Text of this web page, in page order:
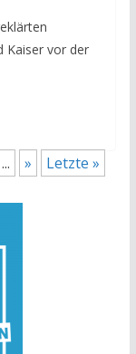
Kaiser vor der
... » Letzte »